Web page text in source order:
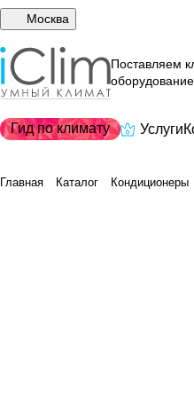
Москва
Поставляем
Гид по климату Услуги
Главная Каталог Кондиционеры